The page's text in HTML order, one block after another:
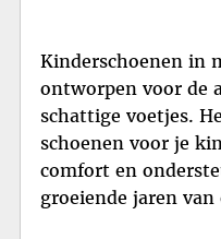
Kinderschoenen in
ontworpen voor de
schattige voetjes.
schoenen voor je
comfort en
groeiende jaren van